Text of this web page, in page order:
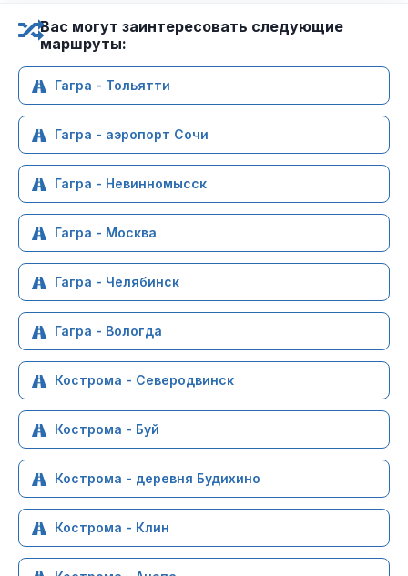
Вас могут заинтересовать следующие
маршруты:
Гагра - Тольятти
Гагра - аэропорт Сочи
Гагра - Невинномысск
Гагра - Москва
Гагра - Челябинск
Гагра - Вологда
Кострома - Северодвинск
Кострома - Буй
Кострома - деревня Будихино
Кострома - Клин